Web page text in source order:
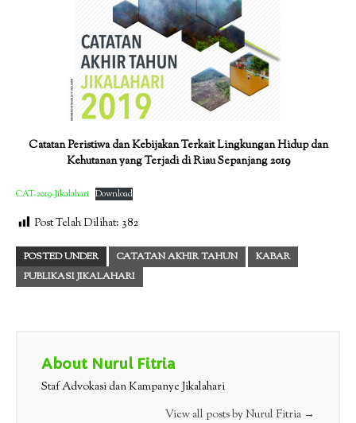
Catatan Peristiwa dan Kebijakan Terkait Lingkungan Hidup dan
Kehutanan yang Terjadi di Riau Sepanjang 2019
CAT-2019-Jikalahari Download
Post Telah Dilihat: 382
POSTED UNDER CATATAN AKHIR TAHUN
KABAR
PUBLIKASI JIKALAHARI
About Nurul Fitria
Staf Advokasi dan Kampanye Jikalahari
View all posts by Nurul Fitria →